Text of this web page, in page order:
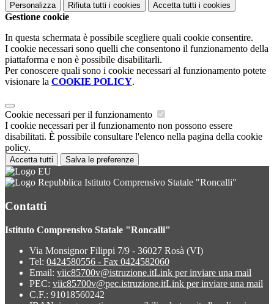
Personalizza Rifiuta tutti i cookies Accetta tutti i cookies
Gestione cookie
In questa schermata è possibile scegliere quali cookie consentire.
I cookie necessari sono quelli che consentono il funzionamento della
piattaforma e non è possibile disabilitarli.
Per conoscere quali sono i cookie necessari al funzionamento potete
visionare la COOKIE POLICY.
Cookie necessari per il funzionamento
I cookie necessari per il funzionamento non possono essere
disabilitati. È possibile consultare l'elenco nella pagina della cookie
policy.
Accetta tutti Salva le preferenze
Istituto Comprensivo Statale "Roncalli"
Contatti
Istituto Comprensivo Statale "Roncalli"
Via Monsignor Filippi 7/9 - 36027 Rosà (VI)
Tel: 0424580556 - Fax 0424582060
Email: viic85700v@istruzione.itLink per inviare una mail
PEC: viic85700v@pec.istruzione.itLink per inviare una mail
C.F.: 91018560242